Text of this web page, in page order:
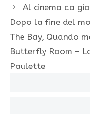
Al cinema da
Dopo la fine del
The Bay, Quando
Butterfly Room –
Paulette